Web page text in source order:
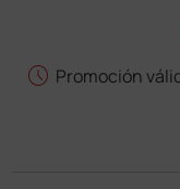
schedule Promoción